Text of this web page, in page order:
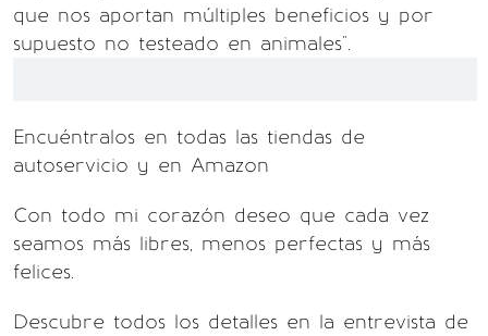
que nos aportan múltiples beneficios y por
supuesto no testeado en animales".
Encuéntralos en todas las tiendas de
autoservicio y en Amazon
Con todo mi corazón deseo que cada vez
seamos más libres, menos perfectas y más
felices.
Descubre todos los detalles en la entrevista de